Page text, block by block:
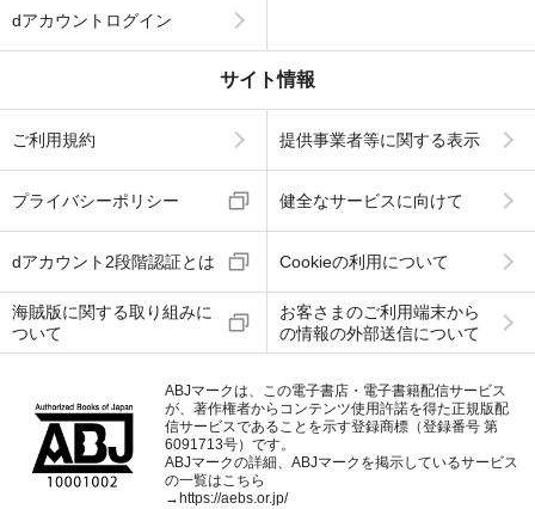
dアカウントログイン
サイト情報
ご利用規約 提供事業者等に関する表示
プライバシーポリシー 健全なサービスに向けて
dアカウント2段階認証とは Cookieの利用について
海賊版に関する取り組みに
ついて
お客さまのご利用端末から
の情報の外部送信について
ABJマークは、この電子書店・電子書籍配信サービス
が、著作権者からコンテンツ使用許諾を得た正規版配
信サービスであることを示す登録商標（登録番号 第
6091713号）です。
ABJマークの詳細、ABJマークを掲示しているサービス
の一覧はこちら
→ https://aebs.or.jp/